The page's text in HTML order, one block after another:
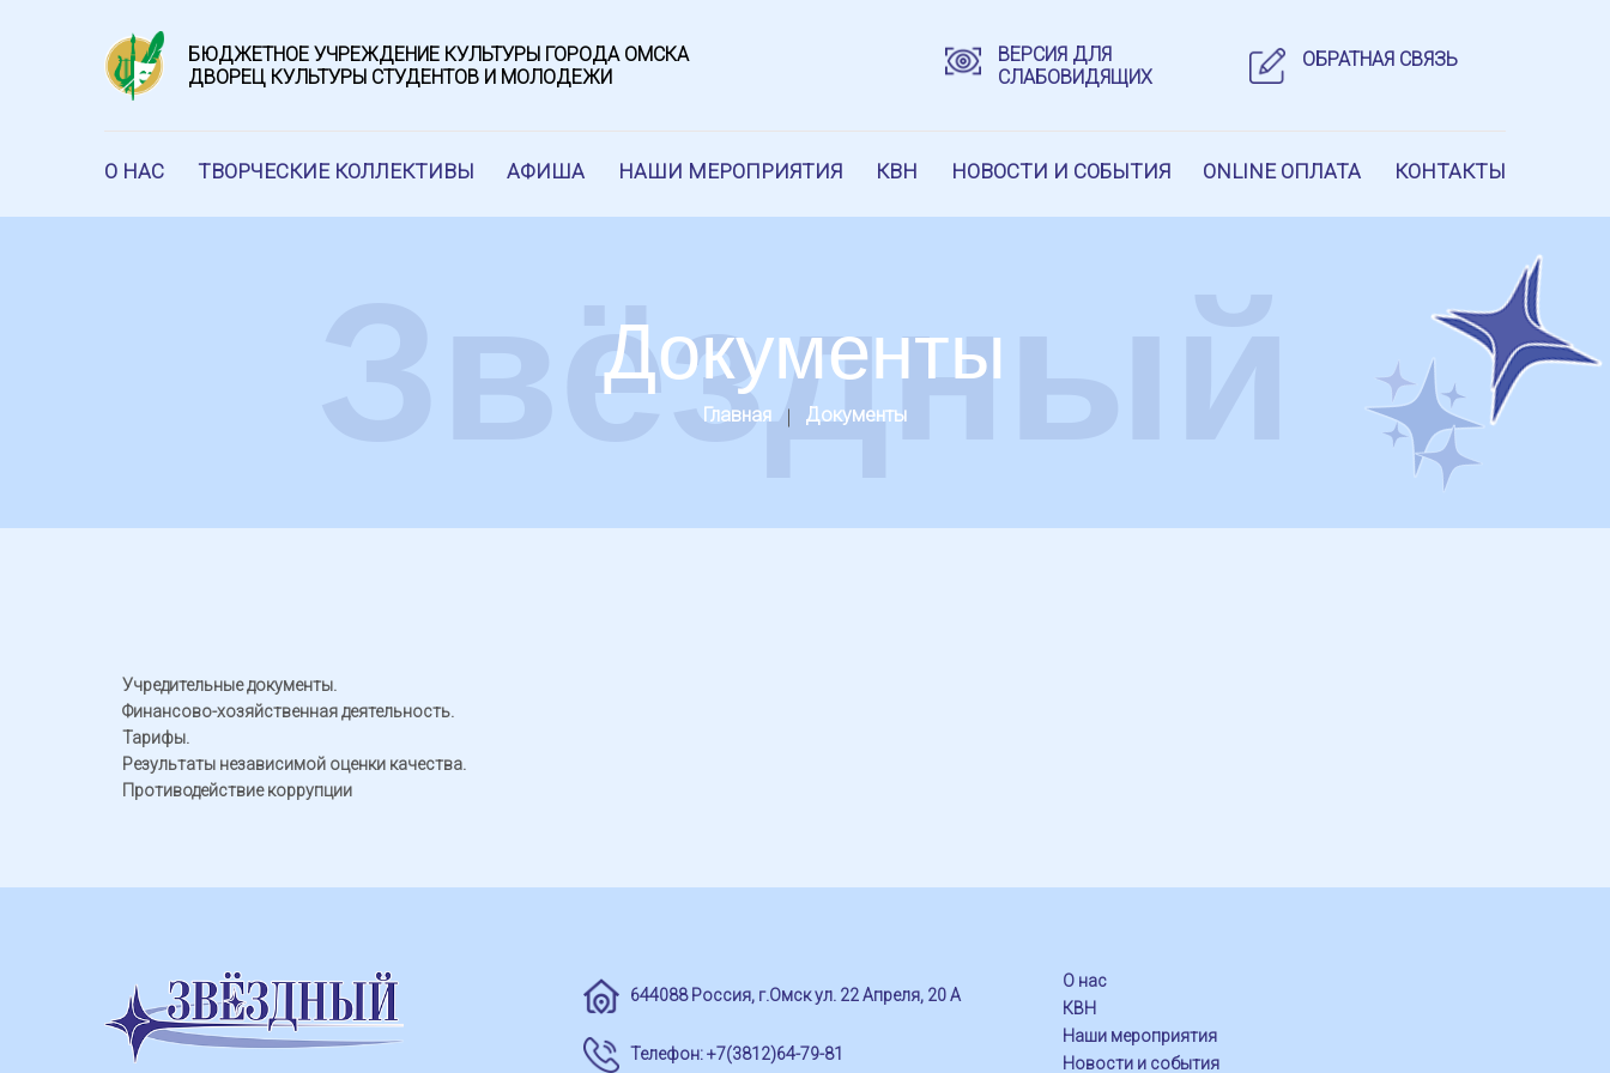
БЮДЖЕТНОЕ УЧРЕЖДЕНИЕ КУЛЬТУРЫ ГОРОДА ОМСКА
ДВОРЕЦ КУЛЬТУРЫ СТУДЕНТОВ И МОЛОДЕЖИ
ВЕРСИЯ ДЛЯ
СЛАБОВИДЯЩИХ
ОБРАТНАЯ СВЯЗЬ
О НАС ТВОРЧЕСКИЕ КОЛЛЕКТИВЫ АФИША НАШИ МЕРОПРИЯТИЯ КВН НОВОСТИ И СОБЫТИЯ ONLINE ОПЛАТА КОНТАКТЫ
Документы
Главная Документы
Звёздный
Учредительные документы.
Финансово-хозяйственная деятельность.
Тарифы.
Результаты независимой оценки качества.
Противодействие коррупции
644088 Россия, г.Омск ул. 22 Апреля, 20 А
Телефон: +7(3812)64-79-81
О нас
КВН
Наши мероприятия
Новости и события